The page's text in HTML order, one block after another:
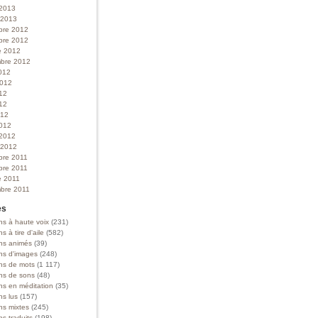
2012
2012
2012
2012
2011
2011
2011
2011
à haute voix (231)
à tire d'aile (582)
animés (39)
d'images (248)
de mots (1 117)
de sons (48)
en méditation (35)
lus (157)
mixtes (245)